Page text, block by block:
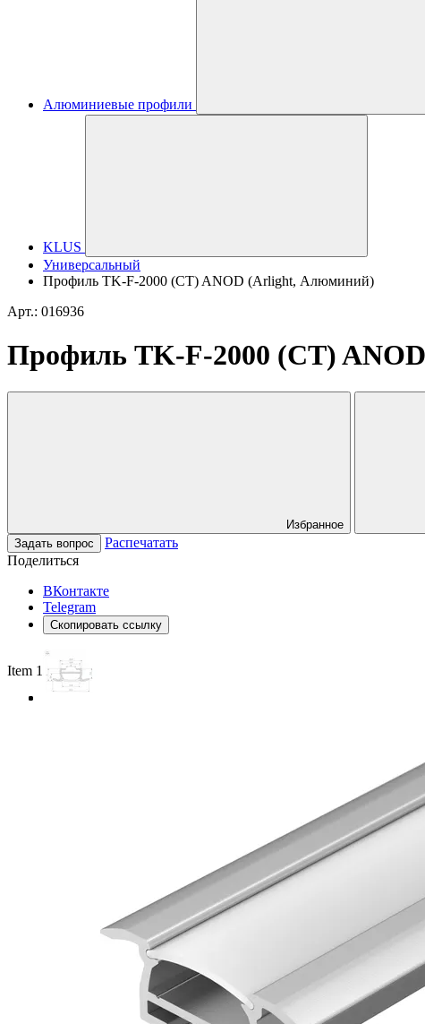
Алюминиевые профили
KLUS
Универсальный
Профиль TK-F-2000 (CT) ANOD (Arlight, Алюминий)
Арт.: 016936
Профиль TK-F-2000 (CT)
Избранное
Задать вопрос
Распечатать
Поделиться
ВКонтакте
Telegram
Скопировать ссылку
Item 1 of 3